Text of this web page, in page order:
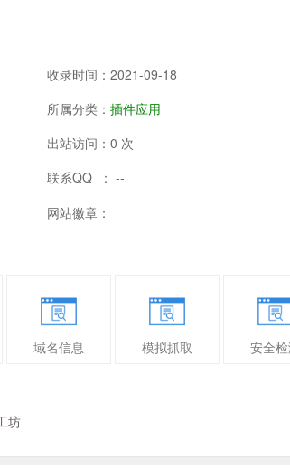
收录时间：2021-09-18
所属分类： 插件应用
出站访问：0 次
联系QQ ： --
网站徽章：
域名信息 模拟抓取 安全
坊